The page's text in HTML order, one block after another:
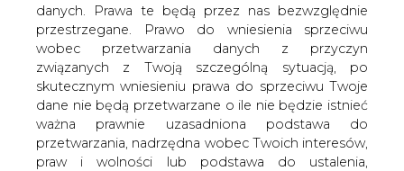
danych. Prawa te będą przez nas bezwzględnie
przestrzegane. Prawo do wniesienia sprzeciwu
wobec przetwarzania danych z przyczyn
związanych z Twoją szczególną sytuacją, po
skutecznym wniesieniu prawa do sprzeciwu Twoje
dane nie będą przetwarzane o ile nie będzie istnieć
ważna prawnie uzasadniona podstawa do
przetwarzania, nadrzędna wobec Twoich interesów,
praw i wolności lub podstawa do ustalenia,
37. Pielgrzymka Energetyków,
Elektryków i Elektroników